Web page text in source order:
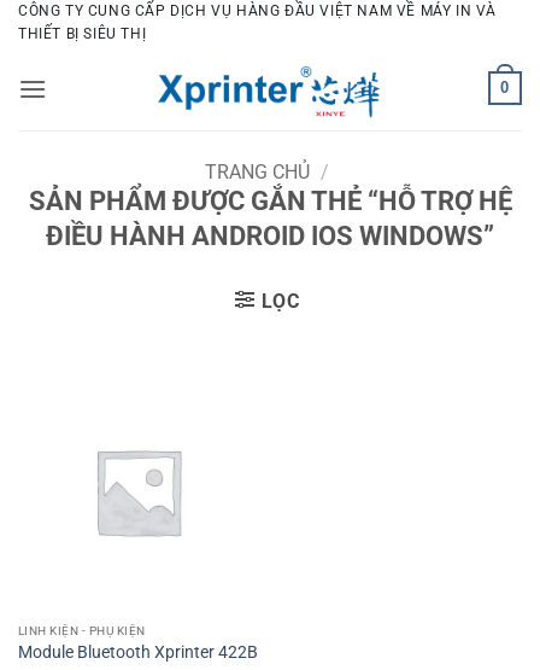
Bỏ
qua
dung
CÔNG TY CUNG CẤP DỊCH VỤ HÀNG ĐẦU VIỆT NAM VỀ MÁY IN VÀ
THIẾT BỊ SIÊU THỊ
0
TRANG CHỦ /
SẢN PHẨM ĐƯỢC GẮN THẺ “HỖ TRỢ HỆ
ĐIỀU HÀNH ANDROID IOS WINDOWS”
LỌC
LINH KIỆN - PHỤ KIỆN
Module Bluetooth Xprinter 422B